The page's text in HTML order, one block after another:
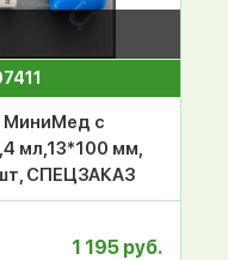
МиниМед с
мл,13*100 мм,
шт, СПЕЦЗАКАЗ
1 195 руб.